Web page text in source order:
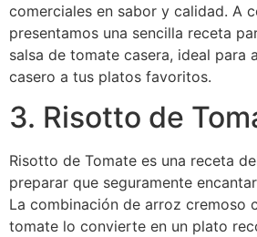
comerciales en sabor y calidad. A
presentamos una sencilla receta
salsa de tomate casera, ideal para
casero a tus platos favoritos.
3. Risotto de
Risotto de Tomate es una receta
preparar que seguramente
La combinación de arroz cremoso
tomate lo convierte en un plato